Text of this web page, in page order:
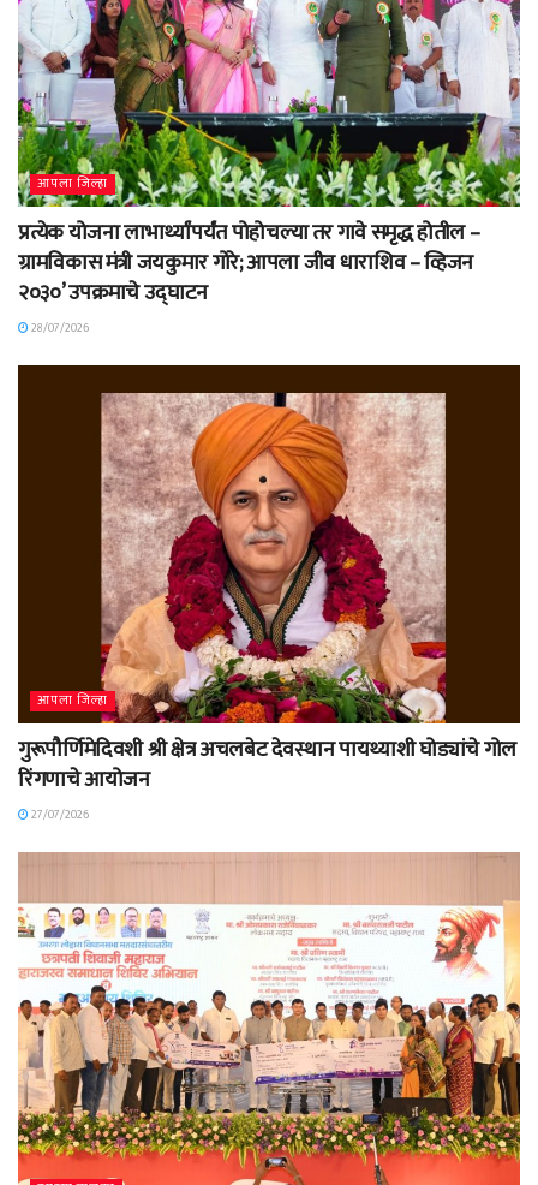
आपला जिल्हा
प्रत्येक योजना लाभार्थ्यांपर्यंत पोहोचल्या तर गावे समृद्ध होतील –
ग्रामविकास मंत्री जयकुमार गोरे; आपला जीव धाराशिव – व्हिजन
२०३०’ उपक्रमाचे उद्घाटन
28/07/2026
आपला जिल्हा
गुरूपौर्णिमेदिवशी श्री क्षेत्र अचलबेट देवस्थान पायथ्याशी घोड्यांचे गोल
रिंगणाचे आयोजन
27/07/2026